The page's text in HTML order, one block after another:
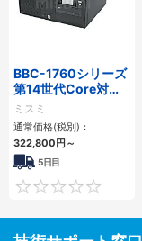
BBC-1760シリーズ
第14世代Core対応
小型フロアマウント
3PCIe
ミスミ
通常価格(税別)：
322,800円～
5日目